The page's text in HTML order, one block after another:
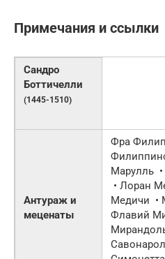
Примечания и ссылки
Сандро
Боттичелли
(1445-1510)
Антураж и
меценаты
Фра
Марулль
• Лоран
Медичи •
Флавий